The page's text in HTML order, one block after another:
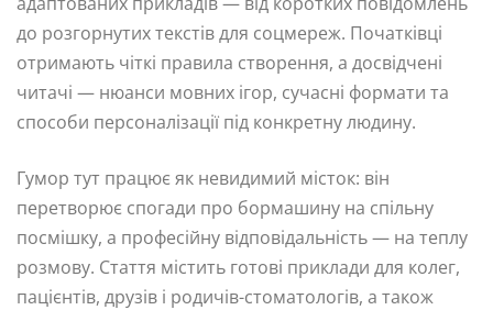
до розгорнутих текстів для соцмереж. Початківці
отримають чіткі правила створення, а досвідчені
читачі — нюанси мовних ігор, сучасні формати та
способи персоналізації під конкретну людину.
Гумор тут працює як невидимий місток: він
перетворює спогади про бормашину на спільну
посмішку, а професійну відповідальність — на теплу
розмову. Стаття містить готові приклади для колег,
пацієнтів, друзів і родичів-стоматологів, а також